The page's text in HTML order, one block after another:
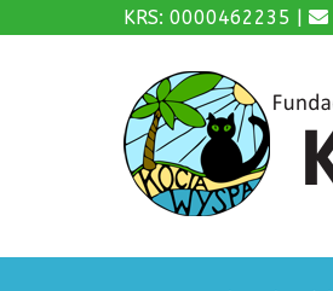
KRS: 0000462235 |